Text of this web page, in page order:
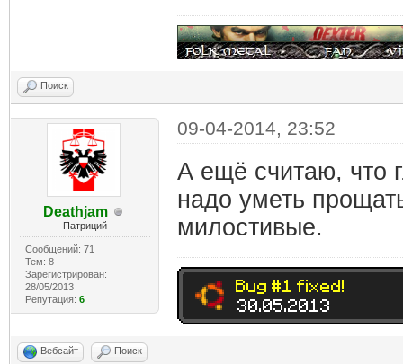
Поиск
Deathjam
Патриций
Сообщений: 71
Тем: 8
Зарегистрирован:
28/05/2013
Репутация: 6
09-04-2014, 23:52
А ещё считаю, что
надо уметь
милостивые.
Вебсайт Поиск